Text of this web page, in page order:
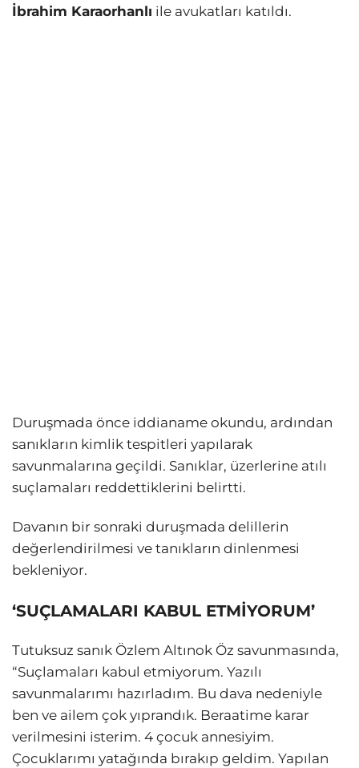
İbrahim Karaorhanlı ile avukatları katıldı.
Duruşmada önce iddianame okundu, ardından
sanıkların kimlik tespitleri yapılarak
savunmalarına geçildi. Sanıklar, üzerlerine atılı
suçlamaları reddettiklerini belirtti.
Davanın bir sonraki duruşmada delillerin
değerlendirilmesi ve tanıkların dinlenmesi
bekleniyor.
‘SUÇLAMALARI KABUL ETMİYORUM’
Tutuksuz sanık Özlem Altınok Öz savunmasında,
“Suçlamaları kabul etmiyorum. Yazılı
savunmalarımı hazırladım. Bu dava nedeniyle
ben ve ailem çok yıprandık. Beraatime karar
verilmesini isterim. 4 çocuk annesiyim.
Çocuklarımı yatağında bırakıp geldim. Yapılan